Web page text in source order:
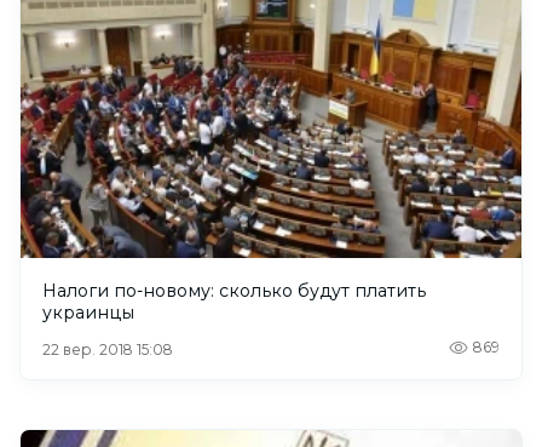
Налоги по-новому: сколько будут платить
украинцы
22 вер. 2018 15:08 869